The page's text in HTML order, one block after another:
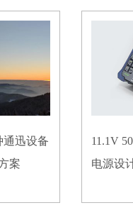
通迅设备
案
11.1V
电源设